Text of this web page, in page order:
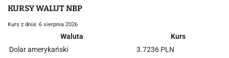
KURSY WALUT NBP
Kurs z dnia: 6 sierpnia 2026
Waluta
Kurs
Dolar amerykański
3.7236 PLN